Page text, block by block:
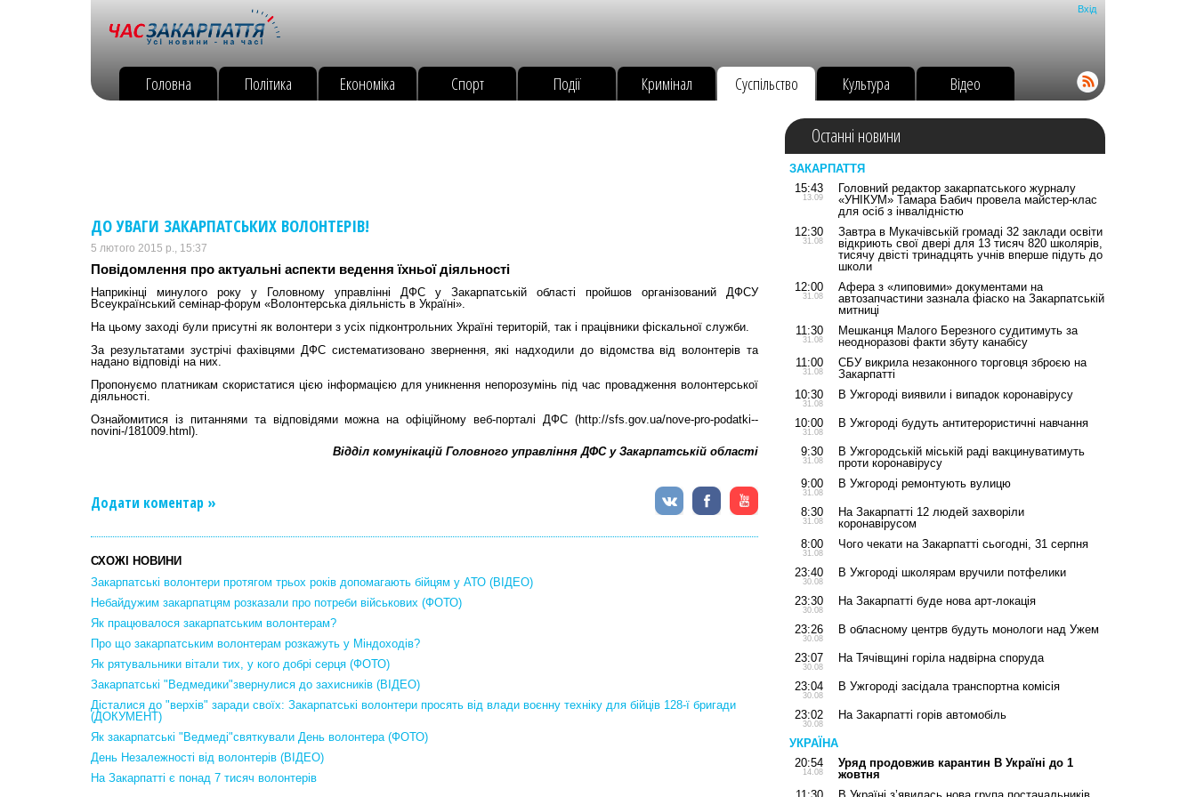
Вхід
Головна Політика Економіка Спорт Події Кримінал Суспільство Культура Відео
ДО УВАГИ ЗАКАРПАТСЬКИХ ВОЛОНТЕРІВ!
5 лютого 2015 р., 15:37
Повідомлення про актуальні аспекти ведення їхньої діяльності
Наприкінці минулого року у Головному управлінні ДФС у Закарпатській області пройшов організований ДФСУ
Всеукраїнський семінар-форум «Волонтерська діяльність в Україні».
На цьому заході були присутні як волонтери з усіх підконтрольних Україні територій, так і працівники фіскальної служби.
За результатами зустрічі фахівцями ДФС систематизовано звернення, які надходили до відомства від волонтерів та
надано відповіді на них.
Пропонуємо платникам скористатися цією інформацією для уникнення непорозумінь під час провадження волонтерської
діяльності.
Ознайомитися із питаннями та відповідями можна на офіційному веб-порталі ДФС (http://sfs.gov.ua/nove-pro-podatki--
novini-/181009.html).
Відділ комунікацій Головного управління ДФС у Закарпатській області
Додати коментар »
СХОЖІ НОВИНИ
Закарпатські волонтери протягом трьох років допомагають бійцям у АТО (ВІДЕО)
Небайдужим закарпатцям розказали про потреби військових (ФОТО)
Як працювалося закарпатським волонтерам?
Про що закарпатським волонтерам розкажуть у Міндоходів?
Як рятувальники вітали тих, у кого добрі серця (ФОТО)
Закарпатські "Ведмедики"звернулися до захисників (ВІДЕО)
Дісталися до "верхів" заради своїх: Закарпатські волонтери просять від влади воєнну техніку для бійців 128-ї бригади
(ДОКУМЕНТ)
Як закарпатські "Ведмеді"святкували День волонтера (ФОТО)
День Незалежності від волонтерів (ВІДЕО)
На Закарпатті є понад 7 тисяч волонтерів
Останні новини
ЗАКАРПАТТЯ
15:43
13.09
Головний редактор закарпатського журналу
«УНІКУМ» Тамара Бабич провела майстер-клас
для осіб з інвалідністю
12:30
31.08
Завтра в Мукачівській громаді 32 заклади освіти
відкриють свої двері для 13 тисяч 820 школярів,
тисячу двісті тринадцять учнів вперше підуть до
школи
12:00
31.08
Афера з «липовими» документами на
автозапчастини зазнала фіаско на Закарпатській
митниці
11:30
31.08
Мешканця Малого Березного судитимуть за
неодноразові факти збуту канабісу
11:00
31.08
СБУ викрила незаконного торговця зброєю на
Закарпатті
10:30
31.08
В Ужгороді виявили і випадок коронавірусу
10:00
31.08
В Ужгороді будуть антитерористичні навчання
9:30
31.08
В Ужгородській міській раді вакцинуватимуть
проти коронавірусу
9:00
31.08
В Ужгороді ремонтують вулицю
8:30
31.08
На Закарпатті 12 людей захворіли
коронавірусом
8:00
31.08
Чого чекати на Закарпатті сьогодні, 31 серпня
23:40
30.08
В Ужгороді школярам вручили потфелики
23:30
30.08
На Закарпатті буде нова арт-локація
23:26
30.08
В обласному центрв будуть монологи над Ужем
23:07
30.08
На Тячівщині горіла надвірна споруда
23:04
30.08
В Ужгороді засідала транспортна комісія
23:02
30.08
На Закарпатті горів автомобіль
УКРАЇНА
20:54
14.08
Уряд продовжив карантин В Україні до 1
жовтня